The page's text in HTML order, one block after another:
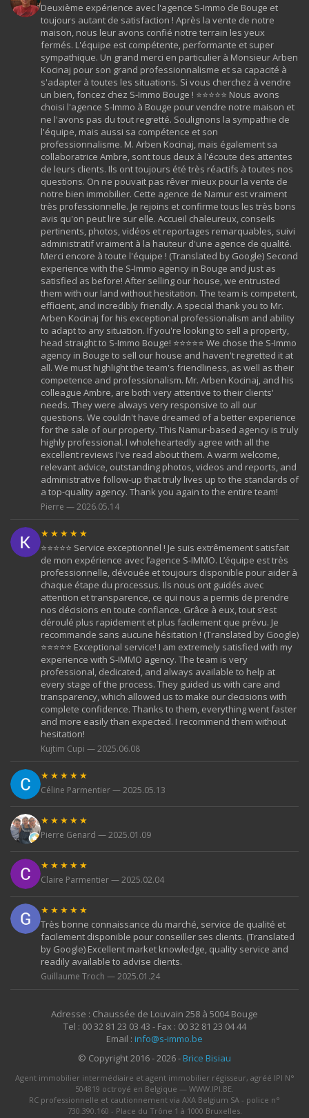
Deuxième expérience avec l'agence S-Immo de Bouge et
toujours autant de satisfaction ! Après la vente de notre
maison, nous leur avons confié notre terrain les yeux
fermés. L'équipe est compétente, performante et super
sympathique. Un grand merci en particulier à Monsieur Arben
Kocinaj pour son grand professionnalisme et sa capacité à
s'adapter à toutes les situations. Si vous cherchez à vendre
un bien, foncez chez S-Immo Bouge ! ⭐⭐⭐⭐⭐ Nous avons
choisi l'agence S-Immo à Bouge pour vendre notre maison et
ne l'avons pas du tout regretté. Soulignons la sympathie de
l'équipe, mais aussi sa compétence et son
professionnalisme. M. Arben Kocinaj, mais également sa
collaboratrice Ambre, sont tous deux à l'écoute des attentes
de leurs clients. Ils ont toujours été très réactifs à toutes nos
questions. On ne pouvait pas rêver mieux pour la vente de
notre bien immobilier. Cette agence de Namur est vraiment
très professionnelle. Je rejoins et confirme tous les très bons
avis qu'on peut lire sur elle. Accueil chaleureux, conseils
pertinents, photos, vidéos et reportages remarquables, suivi
administratif vraiment à la hauteur d'une agence de qualité.
Merci encore à toute l'équipe ! (Translated by Google) Second
experience with the S-Immo agency in Bouge and just as
satisfied as before! After selling our house, we entrusted
them with our land without hesitation. The team is competent,
efficient, and incredibly friendly. A special thank you to Mr.
Arben Kocinaj for his exceptional professionalism and ability
to adapt to any situation. If you're looking to sell a property,
head straight to S-Immo Bouge! ⭐⭐⭐⭐⭐ We chose the S-Immo
agency in Bouge to sell our house and haven't regretted it at
all. We must highlight the team's friendliness, as well as their
competence and professionalism. Mr. Arben Kocinaj, and his
colleague Ambre, are both very attentive to their clients'
needs. They were always very responsive to all our
questions. We couldn't have dreamed of a better experience
for the sale of our property. This Namur-based agency is truly
highly professional. I wholeheartedly agree with all the
excellent reviews I've read about them. A warm welcome,
relevant advice, outstanding photos, videos and reports, and
administrative follow-up that truly lives up to the standards of
a top-quality agency. Thank you again to the entire team!
Pierre — 2026.05.14
★★★★★
⭐️⭐️⭐️⭐️⭐️ Service exceptionnel ! Je suis extrêmement satisfait
de mon expérience avec l’agence S-IMMO. L’équipe est très
professionnelle, dévouée et toujours disponible pour aider à
chaque étape du processus. Ils nous ont guidés avec
attention et transparence, ce qui nous a permis de prendre
nos décisions en toute confiance. Grâce à eux, tout s’est
déroulé plus rapidement et plus facilement que prévu. Je
recommande sans aucune hésitation ! (Translated by Google)
⭐️⭐️⭐️⭐️⭐️ Exceptional service! I am extremely satisfied with my
experience with S-IMMO agency. The team is very
professional, dedicated, and always available to help at
every stage of the process. They guided us with care and
transparency, which allowed us to make our decisions with
complete confidence. Thanks to them, everything went faster
and more easily than expected. I recommend them without
hesitation!
Kujtim Cupi — 2025.06.08
★★★★★
Céline Parmentier — 2025.05.13
★★★★★
Pierre Genard — 2025.01.09
★★★★★
Claire Parmentier — 2025.02.04
★★★★★
Très bonne connaissance du marché, service de qualité et
facilement disponible pour conseiller ses clients. (Translated
by Google) Excellent market knowledge, quality service and
readily available to advise clients.
Guillaume Troch — 2025.01.24
Adresse : Chaussée de Louvain 258 à 5004 Bouge
Tel : 00 32 81 23 03 43 - Fax : 00 32 81 23 04 44
Email : info@s-immo.be
© Copyright 2016 - 2026 - Brice Bisiau
Agent immobilier intermédiaire et agent immobilier régisseur, agréé IPI N°
504819 octroyé en Belgique — WWW.IPI.BE.
RC professionnelle et cautionnement via AXA Belgium SA - police n°
730.390.160 - Place du Trône 1 à 1000 Bruxelles.